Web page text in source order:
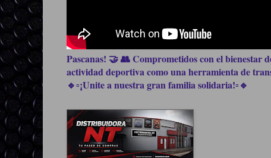
Pascanas! 🤝 👥 Comprometidos con el bienestar
actividad deportiva como una herramienta de
🔹▫️¡Unite a nuestra gran familia solidaria!▫️🔹